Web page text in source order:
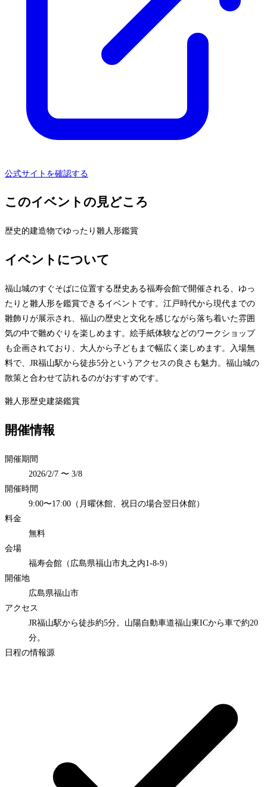
公式サイトを確認する
このイベントの見どころ
歴史的建造物でゆったり雛人形鑑賞
イベントについて
福山城のすぐそばに位置する歴史ある福寿会館で開催される、ゆっ
たりと雛人形を鑑賞できるイベントです。江戸時代から現代までの
雛飾りが展示され、福山の歴史と文化を感じながら落ち着いた雰囲
気の中で雛めぐりを楽しめます。絵手紙体験などのワークショップ
も企画されており、大人から子どもまで幅広く楽しめます。入場無
料で、JR福山駅から徒歩5分というアクセスの良さも魅力。福山城の
散策と合わせて訪れるのがおすすめです。
雛人形歴史建築鑑賞
開催情報
開催期間
2026/2/7 〜 3/8
開催時間
9:00〜17:00（月曜休館、祝日の場合翌日休館）
料金
無料
会場
福寿会館（広島県福山市丸之内1-8-9）
開催地
広島県福山市
アクセス
JR福山駅から徒歩約5分。山陽自動車道福山東ICから車で約20
分。
日程の情報源